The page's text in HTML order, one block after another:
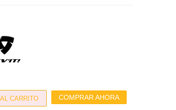
CARRITO COMPRAR AHORA